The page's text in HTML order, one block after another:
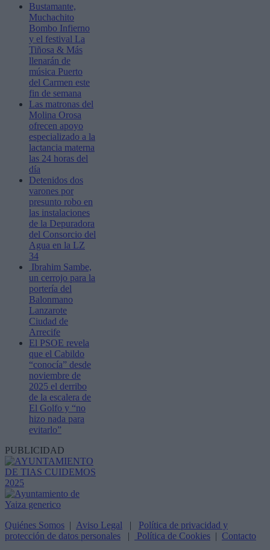
Bustamante,
Muchachito
Bombo Infierno
y el festival La
Tiñosa & Más
llenarán de
música Puerto
del Carmen este
fin de semana
Las matronas del
Molina Orosa
ofrecen apoyo
especializado a la
lactancia materna
las 24 horas del
día
Detenidos dos
varones por
presunto robo en
las instalaciones
de la Depuradora
del Consorcio del
Agua en la LZ
34
Ibrahim Sambe,
un cerrojo para la
portería del
Balonmano
Lanzarote
Ciudad de
Arrecife
El PSOE revela
que el Cabildo
“conocía” desde
noviembre de
2025 el derribo
de la escalera de
El Golfo y “no
hizo nada para
evitarlo”
PUBLICIDAD
Quiénes Somos | Aviso Legal | Política de privacidad y
protección de datos personales | Política de Cookies | Contacto